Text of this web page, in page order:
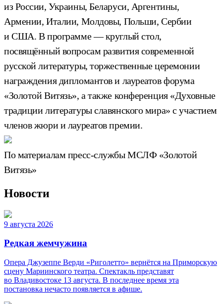
из России, Украины, Беларуси, Аргентины,
Армении, Италии, Молдовы, Польши, Сербии
и США. В программе — круглый стол,
посвящённый вопросам развития современной
русской литературы, торжественные церемонии
награждения дипломантов и лауреатов форума
«Золотой Витязь», а также конференция «Духовные
традиции литературы славянского мира» с участием
членов жюри и лауреатов премии.
По материалам пресс-службы МСЛФ «Золотой
Витязь»
Новости
9 августа 2026
Редкая жемчужина
Опера Джузеппе Верди «Риголетто» вернётся на Приморскую
сцену Мариинского театра. Спектакль представят
во Владивостоке 13 августа. В последнее время эта
постановка нечасто появляется в афише.